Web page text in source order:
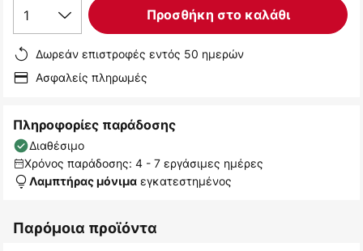
1 Προσθήκη στο καλάθι
Δωρεάν επιστροφές εντός 50 ημερών
Ασφαλείς πληρωμές
Πληροφορίες παράδοσης
Διαθέσιμο
Χρόνος παράδοσης: 4 - 7 εργάσιμες ημέρες
Λαμπτήρας μόνιμα εγκατεστημένος
Παρόμοια προϊόντα